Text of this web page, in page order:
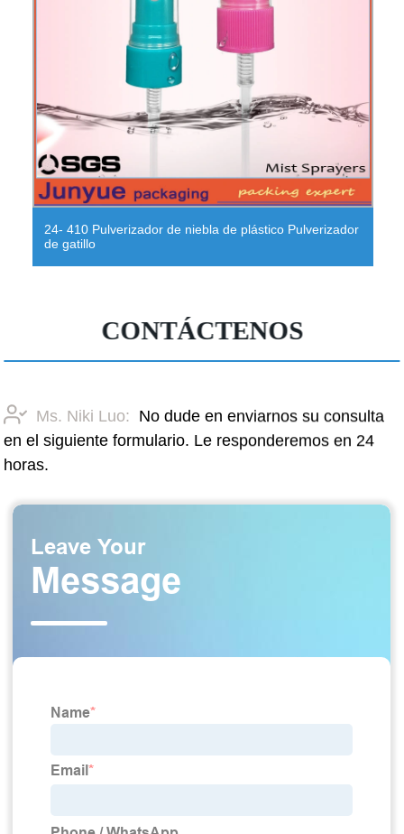
24- 410 Pulverizador de niebla de plástico Pulverizador
de gatillo
CONTÁCTENOS
Ms. Niki Luo: No dude en enviarnos su consulta
en el siguiente formulario. Le responderemos en 24
horas.